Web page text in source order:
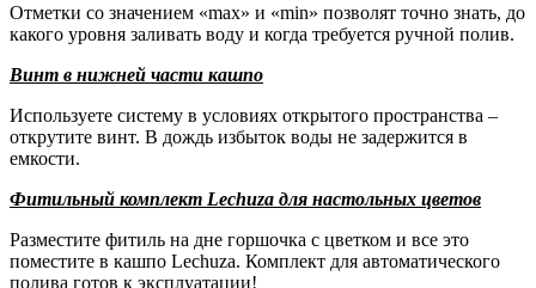
Отметки со значением «max» и «min» позволят точно знать, до
какого уровня заливать воду и когда требуется ручной полив.
Винт в нижней части кашпо
Используете систему в условиях открытого пространства –
открутите винт. В дождь избыток воды не задержится в
емкости.
Фитильный комплект Lechuza для настольных цветов
Разместите фитиль на дне горшочка с цветком и все это
поместите в кашпо Lechuza. Комплект для автоматического
полива готов к эксплуатации!